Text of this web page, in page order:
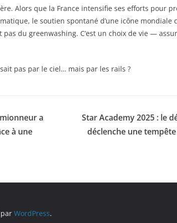
Alors que la France intensifie ses efforts pour
le soutien spontané d’une icône mondiale
pas du greenwashing. C’est un choix de vie —
pas par le ciel… mais par les rails ?
a
à une
Star Academy 2025 : le
déclenche une
WordPress.